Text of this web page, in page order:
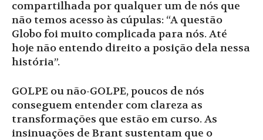
compartilhada por qualquer um de nós que
não temos acesso às cúpulas: “A questão
Globo foi muito complicada para nós. Até
hoje não entendo direito a posição dela nessa
história”.
GOLPE ou não-GOLPE, poucos de nós
conseguem entender com clareza as
transformações que estão em curso. As
insinuações de Brant sustentam que o